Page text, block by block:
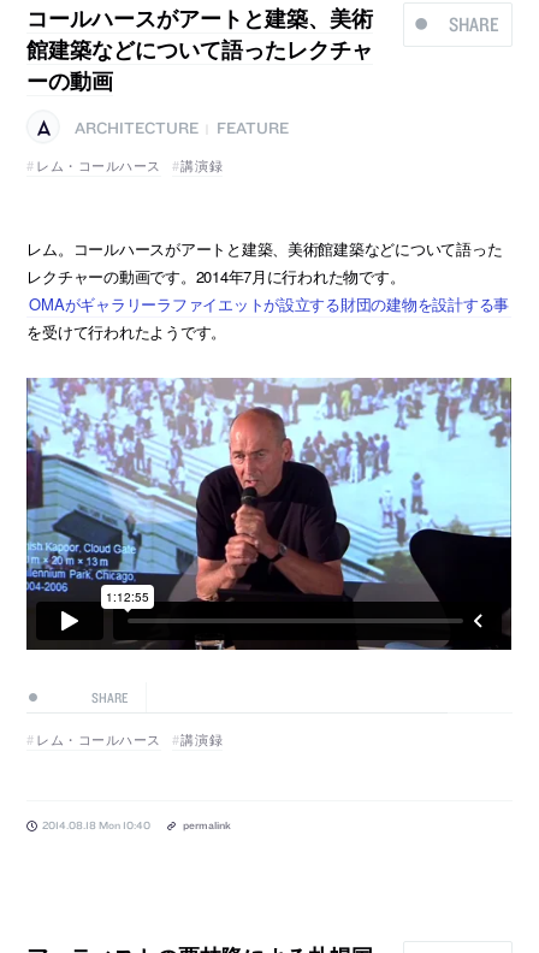
SHARE
コールハースがアートと建築、美術
館建築などについて語ったレクチャ
ーの動画
ARCHITECTURE
FEATURE
レム・コールハース
講演録
レム。コールハースがアートと建築、美術館建築などについて語った
レクチャーの動画です。2014年7月に行われた物です。
OMAがギャラリーラファイエットが設立する財団の建物を設計する事
を受けて行われたようです。
SHARE
レム・コールハース 講演録
2014.08.18 Mon 10:40 permalink